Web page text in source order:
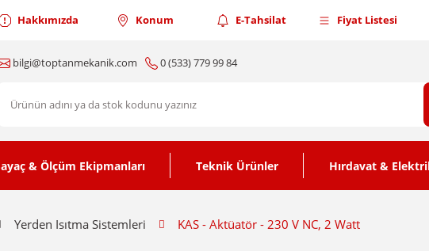
Hakkımızda Konum E-Tahsilat Fiyat Listesi
bilgi@toptanmekanik.com 0 (533) 779 99 84
& Ölçüm Ekipmanları Teknik Ürünler Hırdavat &
Yerden Isıtma Sistemleri KAS - Aktüatör - 230 V NC, 2 Watt